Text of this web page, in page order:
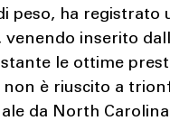
peso, ha registrato
venendo inserito
le ottime
è riuscito a
da North